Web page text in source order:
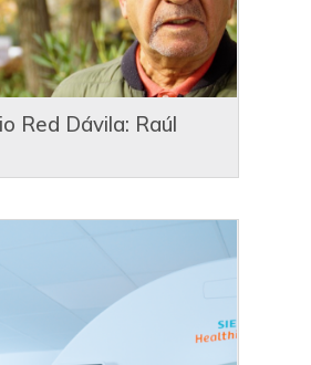
Red Dávila: Raúl